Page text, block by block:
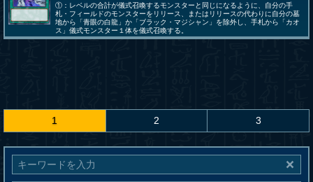
①：レベルの合計が儀式召喚するモンスターと同じになるように、自分の手
札・フィールドのモンスターをリリース、またはリリースの代わりに自分の墓
地から「青眼の白龍」か「ブラック・マジシャン」を除外し、手札から「カオ
ス」儀式モンスター１体を儀式召喚する。
1 2 3